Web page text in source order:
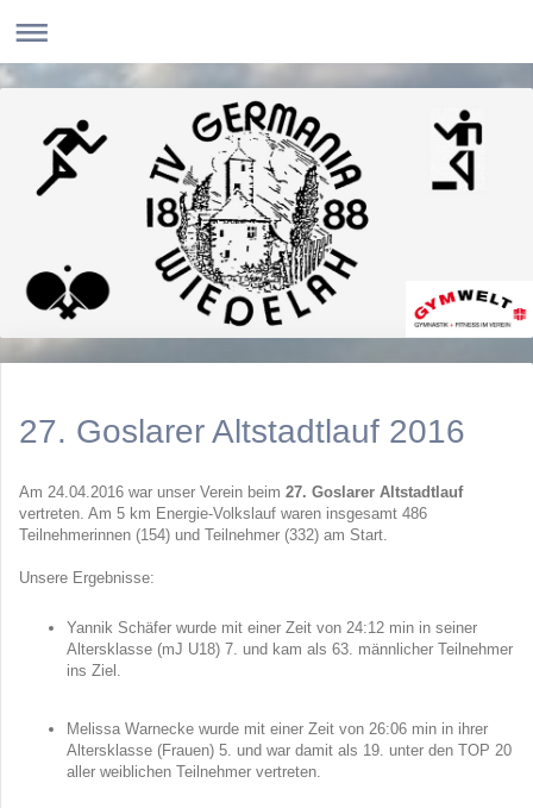
27. Goslarer Altstadtlauf 2016
Am 24.04.2016 war unser Verein beim 27. Goslarer Altstadtlauf
vertreten. Am 5 km Energie-Volkslauf waren insgesamt 486
Teilnehmerinnen (154) und Teilnehmer (332) am Start.
Unsere Ergebnisse:
Yannik Schäfer wurde mit einer Zeit von 24:12 min in seiner
Altersklasse (mJ U18) 7. und kam als 63. männlicher Teilnehmer
ins Ziel.
Melissa Warnecke wurde mit einer Zeit von 26:06 min in ihrer
Altersklasse (Frauen) 5. und war damit als 19. unter den TOP 20
aller weiblichen Teilnehmer vertreten.